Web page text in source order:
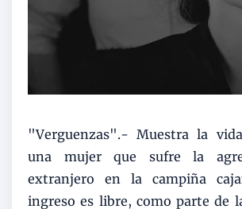
"Verguenzas".- Muestra la
una mujer que sufre la
extranjero en la campiña
ingreso es libre, como parte de